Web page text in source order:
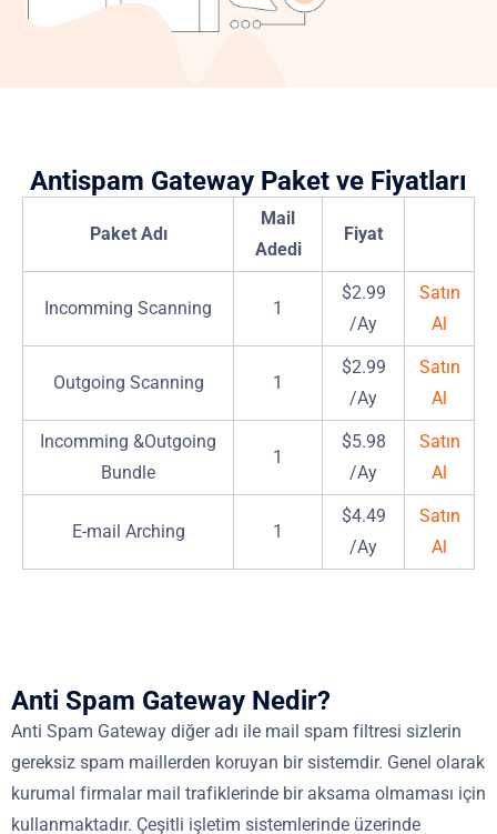
Antispam Gateway Paket ve Fiyatları
Paket Adı
Mail
Adedi
Fiyat
Incomming Scanning 1
$2.99
/Ay
Satın
Al
Outgoing Scanning 1
$2.99
/Ay
Satın
Al
Incomming &Outgoing
Bundle
1
$5.98
/Ay
Satın
Al
E-mail Arching 1
$4.49
/Ay
Satın
Al
Anti Spam Gateway Nedir?
Anti Spam Gateway diğer adı ile mail spam filtresi sizlerin
gereksiz spam maillerden koruyan bir sistemdir. Genel olarak
kurumal firmalar mail trafiklerinde bir aksama olmaması için
kullanmaktadır. Çeşitli işletim sistemlerinde üzerinde